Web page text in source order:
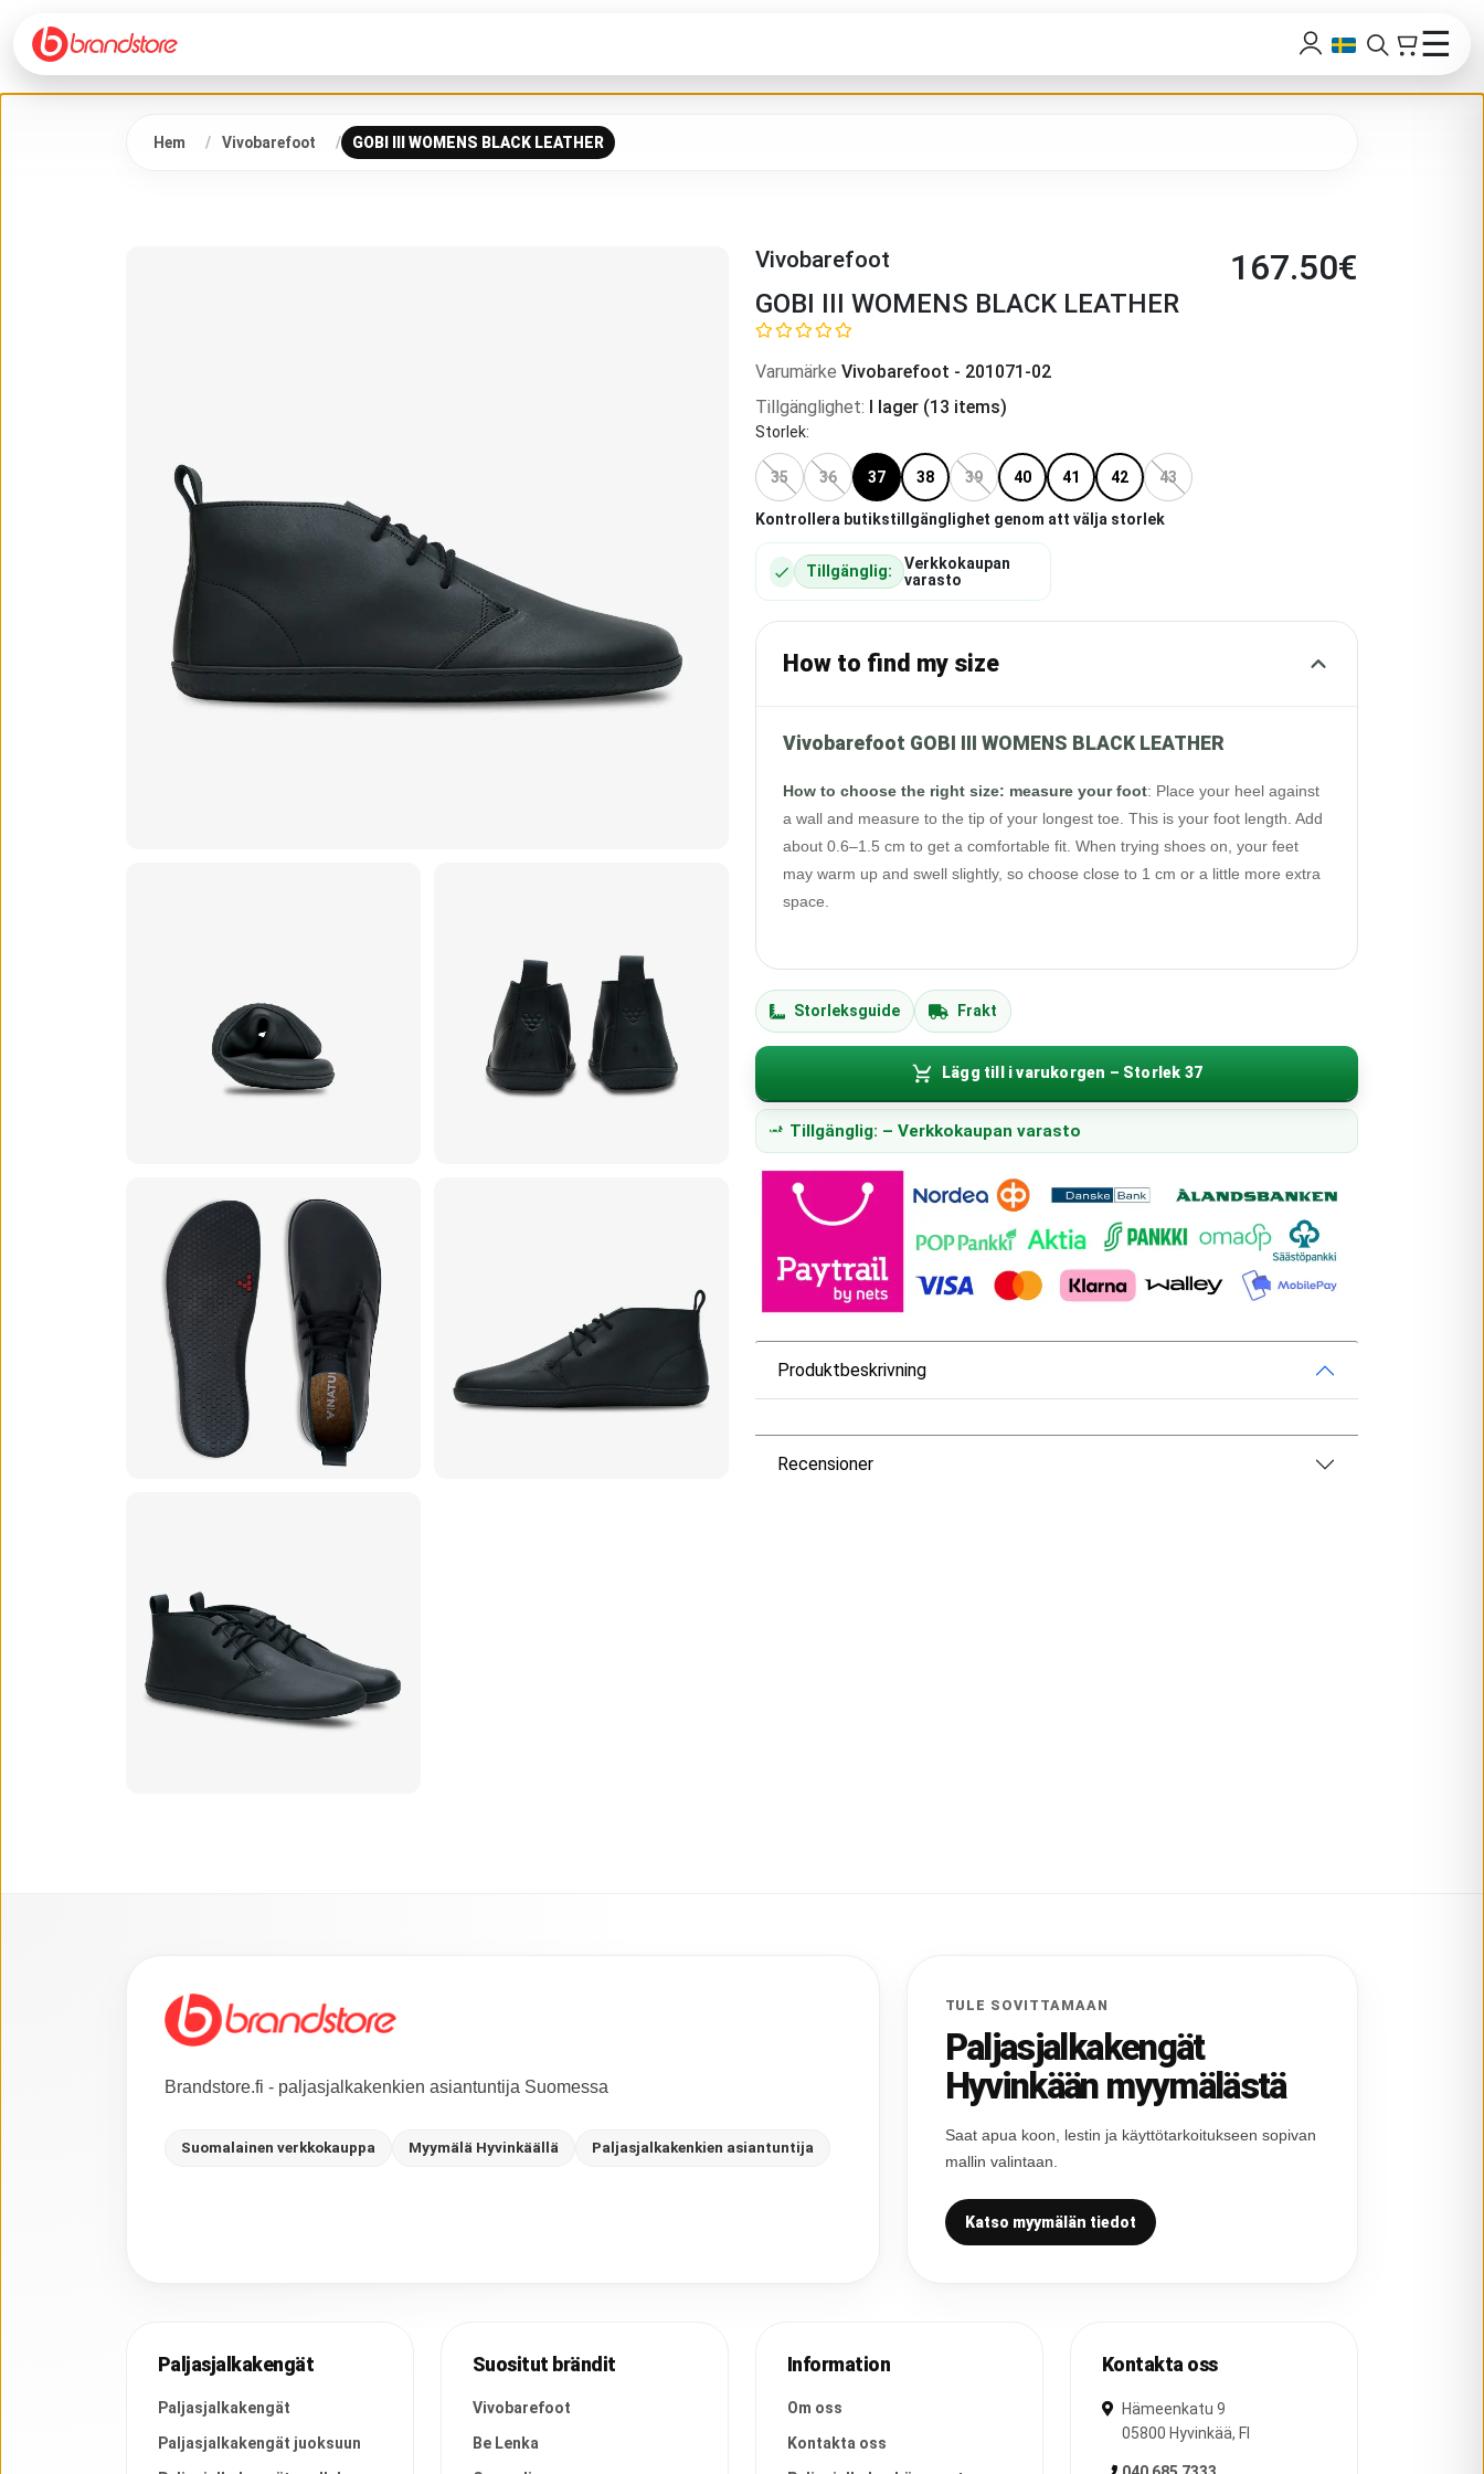
☰
Hem Vivobarefoot GOBI III WOMENS BLACK LEATHER
Vivobarefoot 167.50€
GOBI III WOMENS BLACK LEATHER
Varumärke Vivobarefoot - 201071-02
Tillgänglighet: I lager (13 items)
Storlek:
35 36 37 38 39 40 41 42 43
Kontrollera butikstillgänglighet genom att välja storlek
Tillgänglig:
Verkkokaupan
varasto
How to find my size
Vivobarefoot GOBI III WOMENS BLACK LEATHER
How to choose the right size: measure your foot: Place your heel against
a wall and measure to the tip of your longest toe. This is your foot length. Add
about 0.6–1.5 cm to get a comfortable fit. When trying shoes on, your feet
may warm up and swell slightly, so choose close to 1 cm or a little more extra
space.
Storleksguide Frakt
Lägg till i varukorgen – Storlek 37
Tillgänglig: – Verkkokaupan varasto
Produktbeskrivning
Recensioner
Brandstore.fi - paljasjalkakenkien asiantuntija Suomessa
Suomalainen verkkokauppa Myymälä Hyvinkäällä Paljasjalkakenkien asiantuntija
TULE SOVITTAMAAN
Paljasjalkakengät
Hyvinkään myymälästä
Saat apua koon, lestin ja käyttötarkoitukseen sopivan
mallin valintaan.
Katso myymälän tiedot
Paljasjalkakengät
Paljasjalkakengät
Paljasjalkakengät juoksuun
Suositut brändit
Vivobarefoot
Be Lenka
Information
Om oss
Kontakta oss
Kontakta oss
Hämeenkatu 9
05800 Hyvinkää, FI